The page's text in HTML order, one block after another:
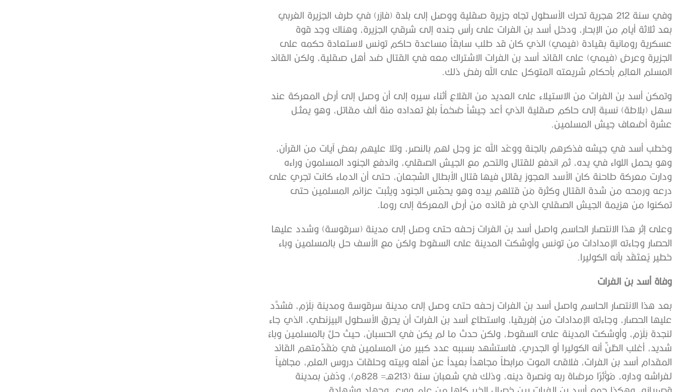
وفي سنة 212 هجرية تحرك الأسطول تجاه جزيرة صقلية ووصل إلى بلدة (فازر) في طرف الجزيرة الغربي
بعد ثلاثة أيام من الإبحار، ودخل أسد بن الفرات على رأس جنده إلى شرقي الجزيرة، وهناك وجد قوة
عسكرية رومانية بقيادة (فيمي) الذي كان قد طلب سابقاً مساعدة حاكم تونس لاستعادة حكمه على
الجزيرة وعرض (فيمي) على القائد أسد بن الفرات الاشتراك معه في القتال ضد أهل صقلية، ولكن القائد
المسلم العالِم بأحكام شريعته المتوكل على الله رفض ذلك.
وتمكن أسد بن الفرات من الاستيلاء على العديد من القلاع أثناء سيره إلى أن وصل إلى أرض المعركة عند
سهل (بلاطة) نسبة إلى حاكم صقلية الذي أعد جيشاً ضخماً بلغ تعداده مئة ألف مقاتل، وهو يمثـل
عشرة أضعاف جيش المسلمين.
وخطب أسد في جيشه فذكرهم بالجنة ووعْد الله عز وجل لهم بالنصر، وتلا عليهم بعض آيات من القرآن،
وهو يحمل اللواء في يده، ثم اندفع للقتال والتحم مع الجيش الصقلي، واندفع الجنود المسلمون وراءه
ودارت معركة طاحنة كان الأسد العجوز يقاتل فيها قتال الأبطال الشجعان، حتى أن الدماء كانت تجري على
درعه ورمحه من شدة القتال وكثرة مَن قتلهم بيده وهو يحمِّس الجنود ويثبت عزائم المسلمين حتى
تمكنوا من هزيمة الجيش الصقلي الذي فر قائده من أرض المعركة إلى روما.
وعلى إثر هذا الانتصار الحاسم واصل أسد بن الفرات زحفه حتى وصل إلى مدينة (سرقوسة) وشدد عليها
الحصار وجاءته الإمدادات من تونس وأوشكت المدينة على السقوط ولكن مع الأسف حل بالمسلمين وباء
خطير يُعتَقَد بأنه الكوليرا.
وفاة أسد بن الفرات
بعد هذا الانتصار الحاسم واصل أسد بن الفرات زحفه حتى وصل إلى مدينة سرقوسة ومدينة بَلَرْم، فشدَّد
عليها الحصار، وجاءته الإمدادات من إفريقيا، واستطاع أسد بن الفرات أن يحرق الأسطول البيزنطي، الذي جاء
لنجدة بَلَرْم، وأوشكت المدينة على السقوط، ولكن حدث ما لم يكن في الحسبان، حيث حلَّ بالمسلمين وباءٌ
شديد، أغلب الظنِّ أنه الكوليرا أو الجدري، فاستشهد بسببه عدد كبير من المسلمين في مُقَدِّمتهم القائد
المقدام أسد بن الفرات، فلاقى الموت مرابطاً مجاهداً بعيداً عن أهله وبيته وحلقات دروس العلم، مجافياً
لفراشه وداره، مُؤْثِرًا مرضاة ربه ونصرة دينه، وذلك في شعبان سنة (213هـ= 828م)، ودُفن بمدينة
قصريانه، وهكذا جمع أسد بن الفرات بين خصال الخير كلها من علم وورع، وجهاد وشهادة.